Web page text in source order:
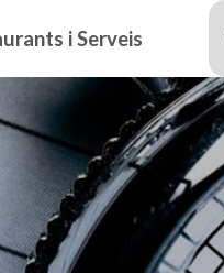
i Serveis